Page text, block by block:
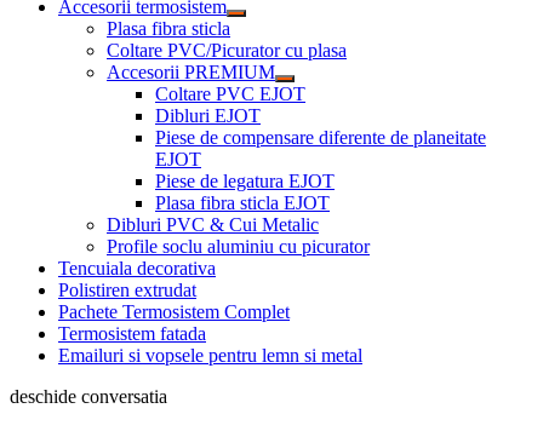
Accesorii termosistem
Plasa fibra sticla
Coltare PVC/Picurator cu plasa
Accesorii PREMIUM
Coltare PVC EJOT
Dibluri EJOT
Piese de compensare diferente de planeitate
EJOT
Piese de legatura EJOT
Plasa fibra sticla EJOT
Dibluri PVC & Cui Metalic
Profile soclu aluminiu cu picurator
Tencuiala decorativa
Polistiren extrudat
Pachete Termosistem Complet
Termosistem fatada
Emailuri si vopsele pentru lemn si metal
deschide conversatia